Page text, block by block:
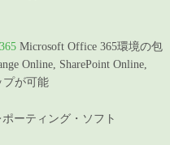
Microsoft Office 365環境の包
Online, SharePoint Online,
プが可能
ーティング・ソフト